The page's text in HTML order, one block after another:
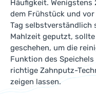
Häufigkeit.
dem Frühstück und
Tag selbstverständlich
Mahlzeit geputzt,
geschehen, um die
Funktion des
richtige Zahnputz-
zeigen lassen.